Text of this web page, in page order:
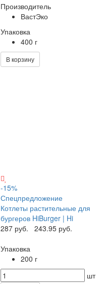
Производитель
ВастЭко
Упаковка
400 г
В корзину
-15%
Спецпредложение
Котлеты растительные для
бургеров HiBurger | Hi
287 руб.
243.95 руб.
Упаковка
200 г
шт